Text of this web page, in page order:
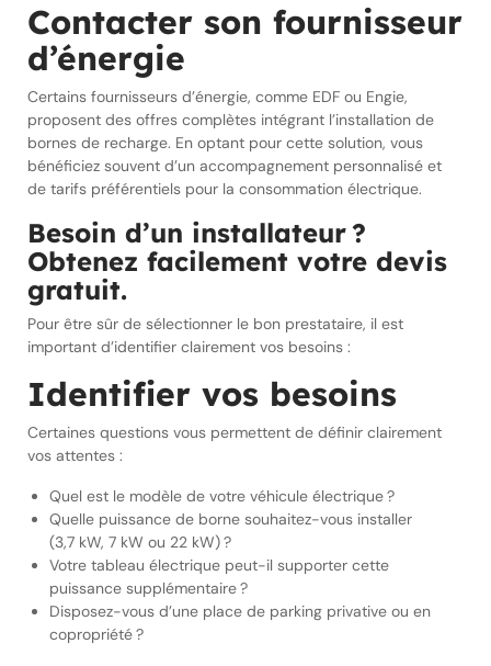
Contacter son fournisseur
d’énergie
Certains fournisseurs d’énergie, comme EDF ou Engie,
proposent des offres complètes intégrant l’installation de
bornes de recharge. En optant pour cette solution, vous
bénéficiez souvent d’un accompagnement personnalisé et
de tarifs préférentiels pour la consommation électrique.
Besoin d’un installateur ?
Obtenez facilement votre devis
gratuit.
Pour être sûr de sélectionner le bon prestataire, il est
important d’identifier clairement vos besoins :
Identifier vos besoins
Certaines questions vous permettent de définir clairement
vos attentes :
Quel est le modèle de votre véhicule électrique ?
Quelle puissance de borne souhaitez-vous installer
(3,7 kW, 7 kW ou 22 kW) ?
Votre tableau électrique peut-il supporter cette
puissance supplémentaire ?
Disposez-vous d’une place de parking privative ou en
copropriété ?